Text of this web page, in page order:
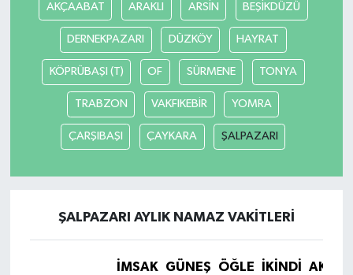
AKÇAABAT ARAKLI ARSİN BEŞİKDÜZÜ
DERNEKPAZARI DÜZKÖY HAYRAT
KÖPRÜBAŞI (T) OF SÜRMENE TONYA
TRABZON VAKFIKEBİR YOMRA
ÇARŞIBAŞI ÇAYKARA ŞALPAZARI
ŞALPAZARI AYLIK NAMAZ VAKITLERI
İMSAK GÜNEŞ ÖĞLE İKINDI